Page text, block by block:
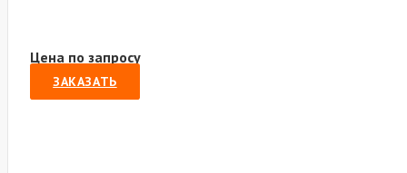
Цена по запросу
ЗАКАЗАТЬ